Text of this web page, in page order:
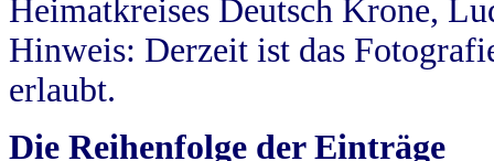
Heimatkreises Deutsch Krone,
Hinweis: Derzeit ist das
erlaubt.
Die Reihenfolge der Einträge